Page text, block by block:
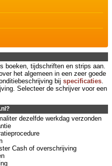
boeken, tijdschriften en strips aan.
het algemeen in een zeer goede
bij specificaties.
Selecteer de schrijver voor een
dezelfde werkdag verzonden
Cash of overschrijving